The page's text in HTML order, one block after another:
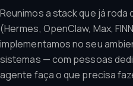
Reunimos a stack que já roda
(Hermes, OpenClaw, Max,
implementamos no seu
sistemas — com pessoas
agente faça o que precisa